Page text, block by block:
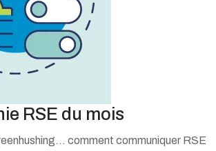
RSE du mois
comment communiquer RSE